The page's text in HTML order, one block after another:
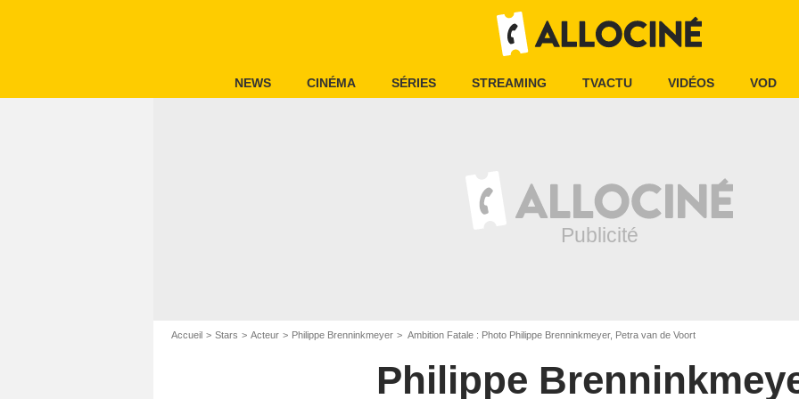
NEWS CINÉMA SÉRIES STREAMING TVACTU VIDÉOS VOD
Accueil Stars Acteur Philippe Brenninkmeyer Ambition Fatale : Photo Philippe Brenninkmeyer, Petra van de Voort
Philippe